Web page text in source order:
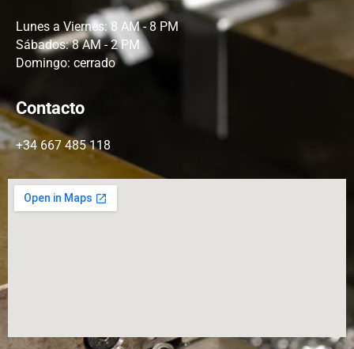
Lunes a Viernes: 8 AM - 8 PM
Sábados: 8 AM - 2 PM
Domingo: cerrado
Contacto
+34 667 485 118